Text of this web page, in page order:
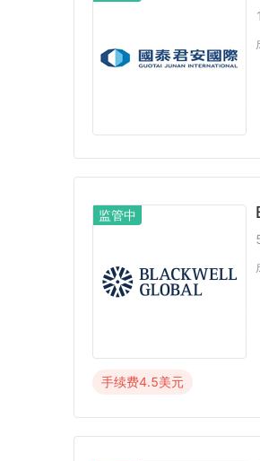
监管中
手续费4.5美元